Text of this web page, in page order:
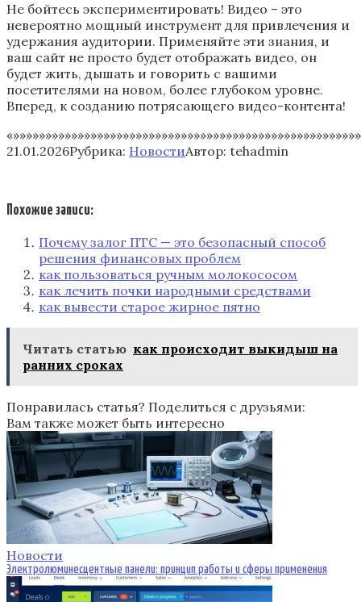
Не бойтесь экспериментировать! Видео – это
невероятно мощный инструмент для привлечения и
удержания аудитории. Применяйте эти знания, и
ваш сайт не просто будет отображать видео, он
будет жить, дышать и говорить с вашими
посетителями на новом, более глубоком уровне.
Вперед, к созданию потрясающего видео-контента!
21.01.2026Рубрика: НовостиАвтор: tehadmin
Похожие записи:
Почему залог ПТС — это безопасный способ
решения финансовых проблем
как пользоваться ручным молокососом
как лечить почки народными средствами
как вывести старое жирное пятно
Читать статью как происходит выкидыш на
ранних сроках
Понравилась статья? Поделиться с друзьями:
Вам также может быть интересно
Новости
Электролюминесцентные панели: принцип работы и сферы применения